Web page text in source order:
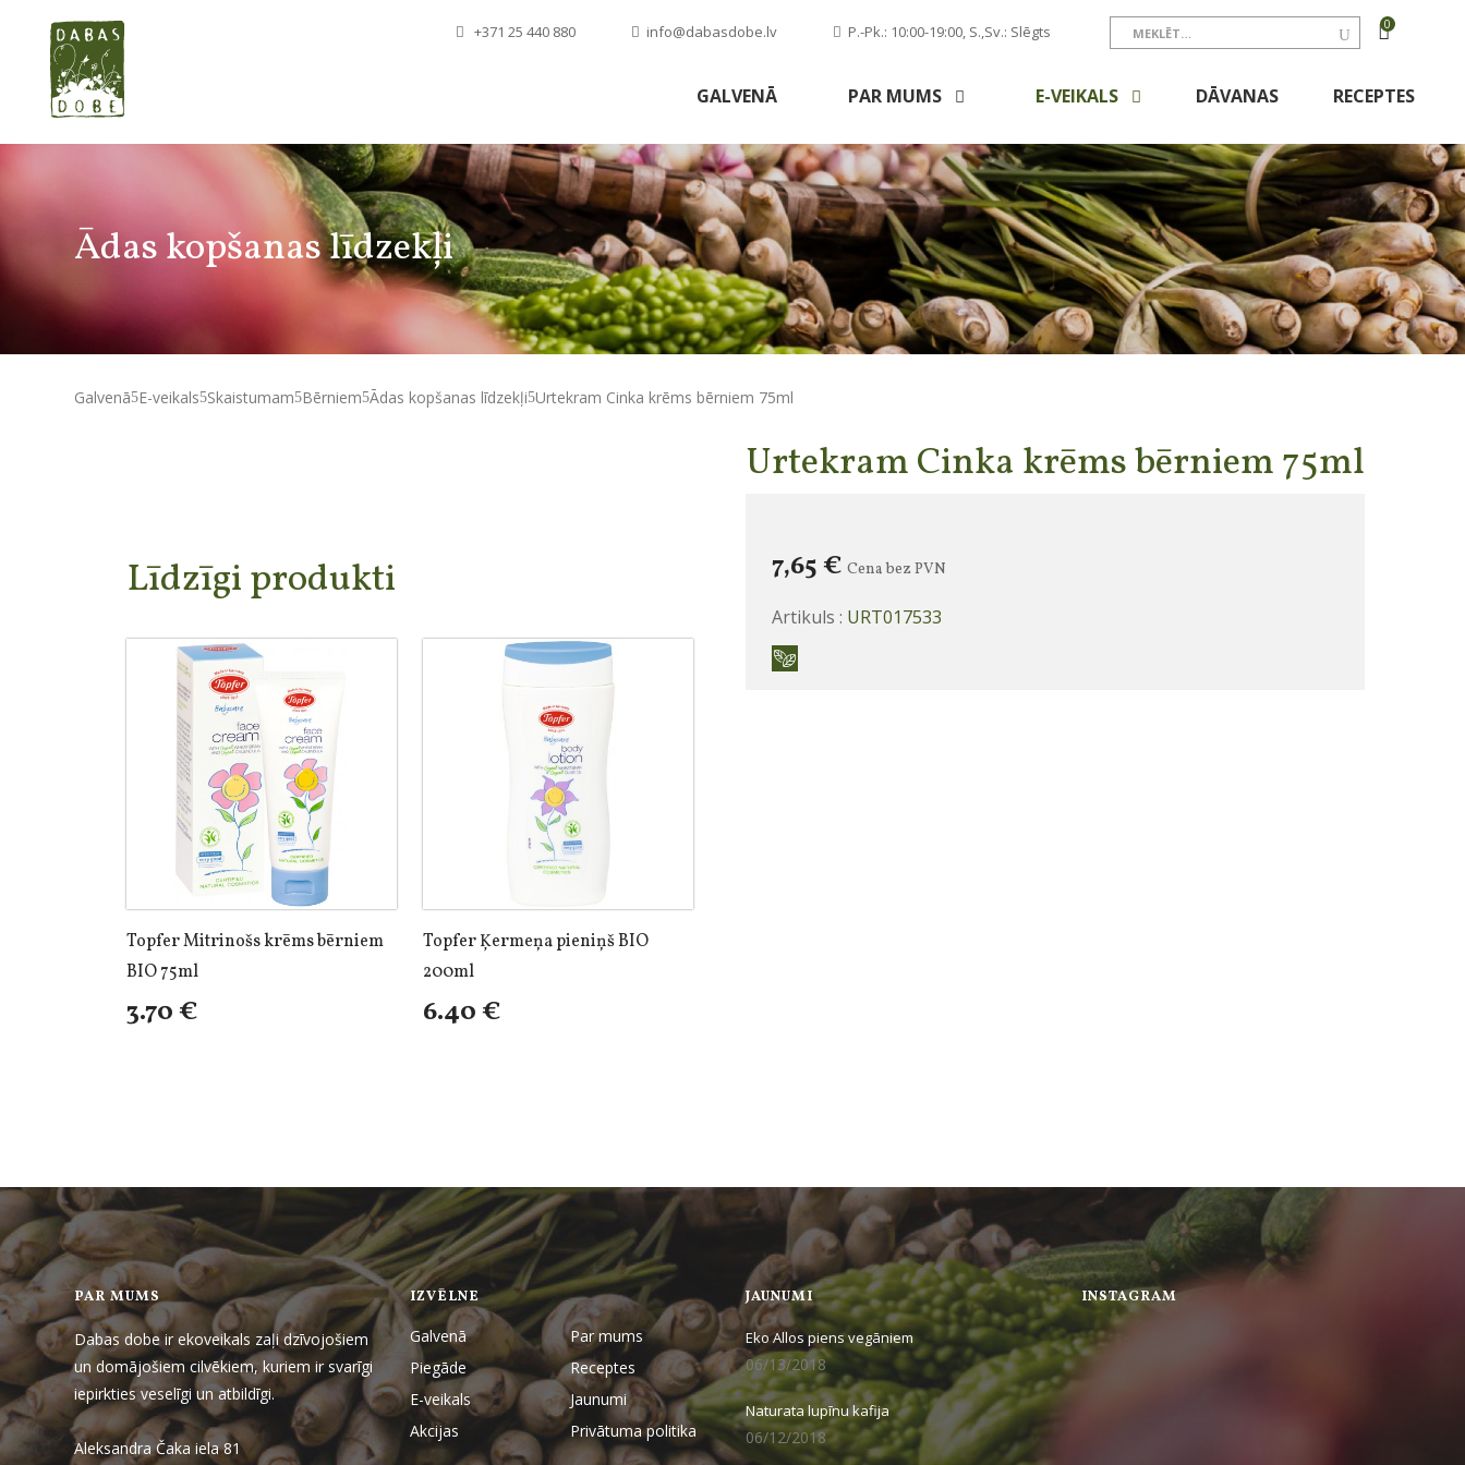
+371 25 440 880 info@dabasdobe.lv P.-Pk.: 10:00-19:00, S.,Sv.: Slēgts 0
GALVENĀ PAR MUMS E-VEIKALS DĀVANAS RECEPTES
Ādas kopšanas līdzekļi
Galvenā E-veikals Skaistumam Bērniem Ādas kopšanas līdzekļi Urtekram Cinka krēms bērniem 75ml
Līdzīgi produkti
Topfer Mitrinošs krēms bērniem
BIO 75ml
3.70 €
Topfer Ķermeņa pieniņš BIO
200ml
6.40 €
Urtekram Cinka krēms bērniem 75ml
7,65 € Cena bez PVN
Artikuls : URT017533
PAR MUMS
Dabas dobe ir ekoveikals zaļi dzīvojošiem
un domājošiem cilvēkiem, kuriem ir svarīgi
iepirkties veselīgi un atbildīgi.
Aleksandra Čaka iela 81
IZVĒLNE
Galvenā
Par mums
Piegāde
Receptes
E-veikals
Jaunumi
Akcijas
Privātuma politika
JAUNUMI
Eko Allos piens vegāniem
06/13/2018
Naturata lupīnu kafija
06/12/2018
INSTAGRAM